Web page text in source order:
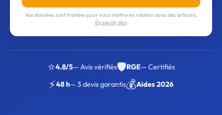
Vos données sont traitées pour vous mettre en relation avec des artisans.
En savoir plus
⭐4.8/5— Avis vérifiés🛡️RGE— Certifiés
⚡48 h— 3 devis garantis💰Aides 2026